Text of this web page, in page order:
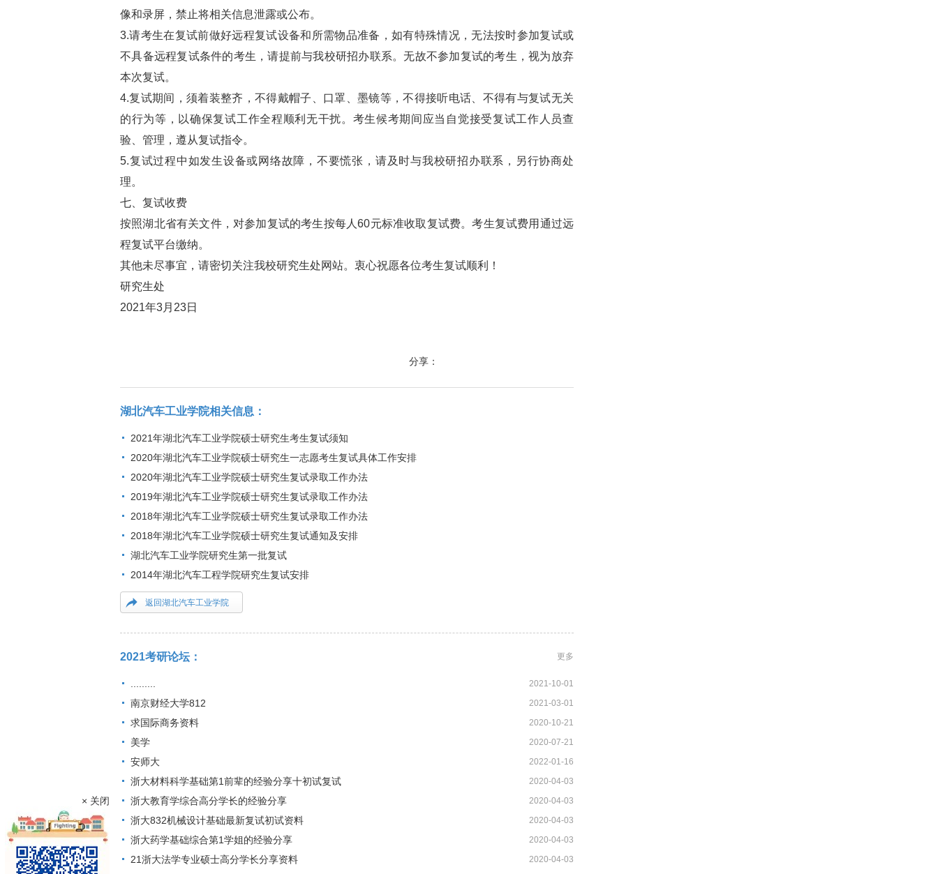
像和录屏，禁止将相关信息泄露或公布。
3.请考生在复试前做好远程复试设备和所需物品准备，如有特殊情况，无法按时参加复试或
不具备远程复试条件的考生，请提前与我校研招办联系。无故不参加复试的考生，视为放弃
本次复试。
4.复试期间，须着装整齐，不得戴帽子、口罩、墨镜等，不得接听电话、不得有与复试无关
的行为等，以确保复试工作全程顺利无干扰。考生候考期间应当自觉接受复试工作人员查
验、管理，遵从复试指令。
5.复试过程中如发生设备或网络故障，不要慌张，请及时与我校研招办联系，另行协商处
理。
七、复试收费
按照湖北省有关文件，对参加复试的考生按每人60元标准收取复试费。考生复试费用通过远
程复试平台缴纳。
其他未尽事宜，请密切关注我校研究生处网站。衷心祝愿各位考生复试顺利！
研究生处
2021年3月23日
分享：
湖北汽车工业学院相关信息：
2021年湖北汽车工业学院硕士研究生考生复试须知
2020年湖北汽车工业学院硕士研究生一志愿考生复试具体工作安排
2020年湖北汽车工业学院硕士研究生复试录取工作办法
2019年湖北汽车工业学院硕士研究生复试录取工作办法
2018年湖北汽车工业学院硕士研究生复试录取工作办法
2018年湖北汽车工业学院硕士研究生复试通知及安排
湖北汽车工业学院研究生第一批复试
2014年湖北汽车工程学院研究生复试安排
返回湖北汽车工业学院
2021考研论坛： 更多
2021-10-01
2021-03-01
南京财经大学812
2020-10-21
求国际商务资料
2020-07-21
美学
2022-01-16
安师大
2020-04-03
浙大材料科学基础第1前辈的经验分享十初试复试
2020-04-03
浙大教育学综合高分学长的经验分享
2020-04-03
浙大832机械设计基础最新复试初试资料
2020-04-03
浙大药学基础综合第1学姐的经验分享
2020-04-03
21浙大法学专业硕士高分学长分享资料
× 关闭